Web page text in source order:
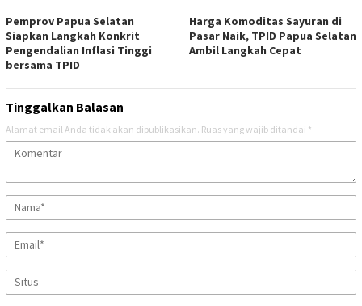
Pemprov Papua Selatan
Siapkan Langkah Konkrit
Pengendalian Inflasi Tinggi
bersama TPID
Harga Komoditas Sayuran di
Pasar Naik, TPID Papua Selatan
Ambil Langkah Cepat
Tinggalkan Balasan
Alamat email Anda tidak akan dipublikasikan. Ruas yang wajib ditandai *